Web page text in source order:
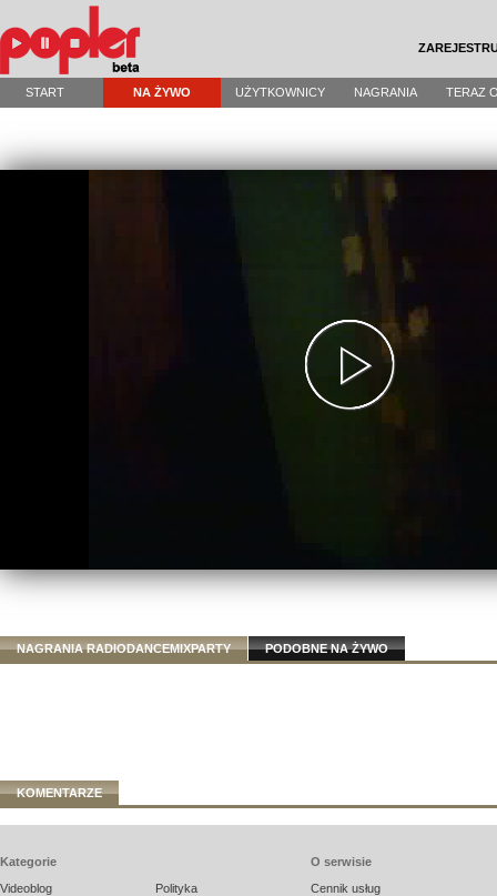
START NA ŻYWO UŻYTKOWNICY NAGRANIA TERAZ
NAGRANIA RADIODANCEMIXPARTY PODOBNE NA ŻYWO
KOMENTARZE
Kategorie
Videoblog
Polityka
O serwisie
Cennik usług